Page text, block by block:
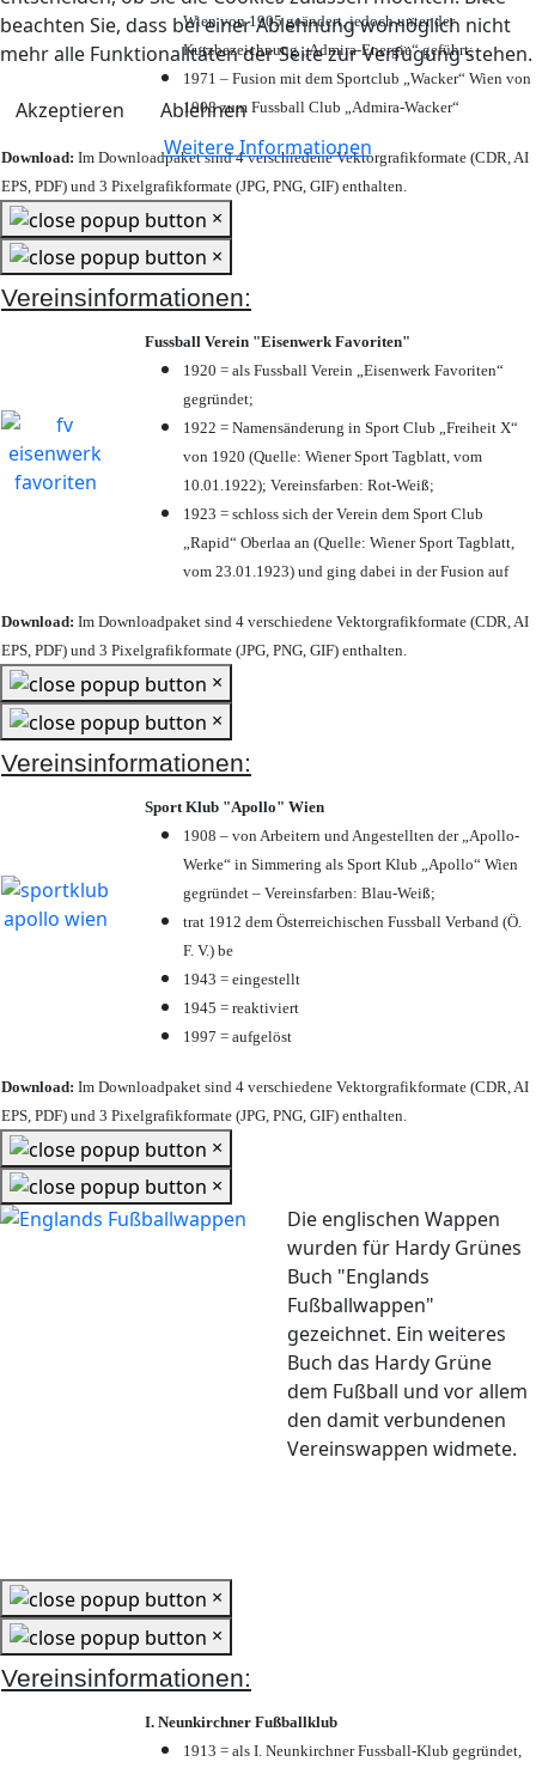
beachten Sie, dass bei einer Ablehnung womöglich nicht
mehr alle Funktionalitäten der Seite zur Verfügung stehen.
Akzeptieren
Ablehnen
Weitere Informationen
Wien von 1905 geändert, jedoch unter der
Kurzbezeichnung „Admira-Energie“ geführt;
1971 – Fusion mit dem Sportclub „Wacker“ Wien von
1908 zum Fussball Club „Admira-Wacker“
Download: Im Downloadpaket sind 4 verschiedene Vektorgrafikformate (CDR, AI
EPS, PDF) und 3 Pixelgrafikformate (JPG, PNG, GIF) enthalten.
×
×
Vereinsinformationen:
Fussball Verein "Eisenwerk Favoriten"
1920 = als Fussball Verein „Eisenwerk Favoriten“
gegründet;
1922 = Namensänderung in Sport Club „Freiheit X“
von 1920 (Quelle: Wiener Sport Tagblatt, vom
10.01.1922); Vereinsfarben: Rot-Weiß;
1923 = schloss sich der Verein dem Sport Club
„Rapid“ Oberlaa an (Quelle: Wiener Sport Tagblatt,
vom 23.01.1923) und ging dabei in der Fusion auf
Download: Im Downloadpaket sind 4 verschiedene Vektorgrafikformate (CDR, AI
EPS, PDF) und 3 Pixelgrafikformate (JPG, PNG, GIF) enthalten.
×
×
Vereinsinformationen:
Sport Klub "Apollo" Wien
1908 – von Arbeitern und Angestellten der „Apollo-
Werke“ in Simmering als Sport Klub „Apollo“ Wien
gegründet – Vereinsfarben: Blau-Weiß;
trat 1912 dem Österreichischen Fussball Verband (Ö.
F. V.) be
1943 = eingestellt
1945 = reaktiviert
1997 = aufgelöst
Download: Im Downloadpaket sind 4 verschiedene Vektorgrafikformate (CDR, AI
EPS, PDF) und 3 Pixelgrafikformate (JPG, PNG, GIF) enthalten.
×
×
Die englischen Wappen
wurden für Hardy Grünes
Buch "Englands
Fußballwappen"
gezeichnet. Ein weiteres
Buch das Hardy Grüne
dem Fußball und vor allem
den damit verbundenen
Vereinswappen widmete.
×
×
Vereinsinformationen:
I. Neunkirchner Fußballklub
1913 = als I. Neunkirchner Fussball-Klub gegründet,